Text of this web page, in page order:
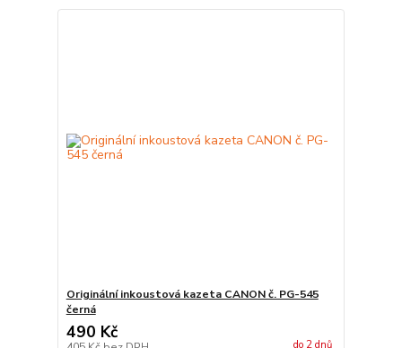
Originální inkoustová kazeta CANON č. PG-545
černá
490 Kč
do 2 dnů